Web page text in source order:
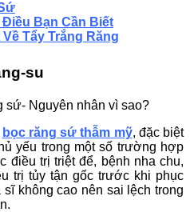
Bạn Cần Biết
Tẩy Trắng Răng
sứ- Nguyên nhân vì sao?
bọc răng sứ thẫm mỹ, đặc biệt
yếu trong một số trường hợp
điều trị triệt để, bệnh nha chu,
trị tủy tận gốc trước khi phục
không cao nên sai lệch trong